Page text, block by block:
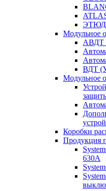
ЭТЮД
Модульное
АВДТ
ВДТ
Модульное
Коробки
Продукция
630A